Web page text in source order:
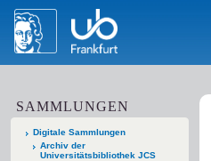
SAMMLUNGEN
Digitale Sammlungen
Archiv der
Universitätsbibliothek JCS